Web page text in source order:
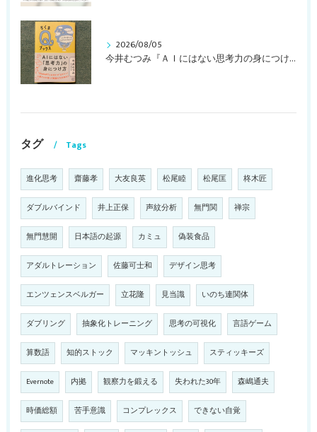
2026/08/05
今井むつみ『ＡＩにはない思考力の身につけ方 ことばの学びはなぜ大切なのか？』
タグ Tags
進化思考 齋藤孝 大友良英 松尾睦 松尾匡 柊木匠
ダブルバインド 井上正保 声紋分析 無門関 禅宗
無門慧開 日本語の起源 カミュ 偽装食品
アダルトレーション 佐藤可士和 デザイン思考
エンツェンスベルガー 立花隆 見当識 いのち連関体
ダブリング 抽象化トレーニング 思考の可視化 言語ゲーム
算数語 知的ストック マッキントッシュ スティッキーズ
Evernote 内拠 観察力を鍛える 失われた30年 森嶋通夫
時価総額 苦手意識 コンプレックス できない自覚